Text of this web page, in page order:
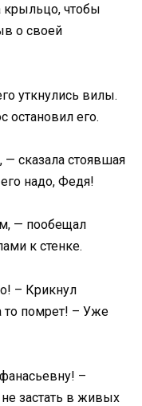
чтобы
о своей
уткнулись вилы.
остановил его.
сказала стоявшая
надо, Федя!
— пообещал
к стенке.
– Крикнул
то помрет! – Уже
–
застать в живых